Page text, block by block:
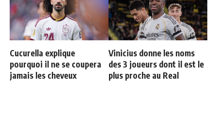
Cucurella explique
pourquoi il ne se coupera
jamais les cheveux
Vinicius donne les noms
des 3 joueurs dont il est le
plus proche au Real